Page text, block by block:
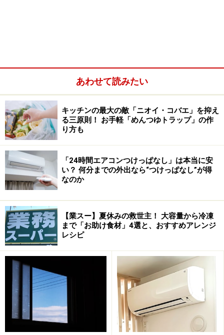
しかし、それは年月で決められているものではありませ
ん。保温性や保冷性が極端に低くなってきたとき
です。以下のようなときに真空二重構造が破損し、保温
性や保冷性が低下してしまいます。
・落としたりぶつけたりして、溶接部が破損するなどし
たとき
・お手入れ不足や間違ったお手入れ方法で、内部が腐食
してしまったとき
パッキンの寿命は1年
パッキンは1年を目安に交換
あわせて読みたい
キッチンの最大の敵「ニオイ・コバエ」を抑え
る三原則！ お手軽「めんつゆトラップ」の作
り方も
「24時間エアコンつけっぱなし」は本当に安
い？ 何分までの外出なら“つけっぱなし”が得
なのか
【業スー】夏休みの救世主！ 大容量から冷凍
まで「お助け食材」4選と、おすすめアレンジ
レシピ